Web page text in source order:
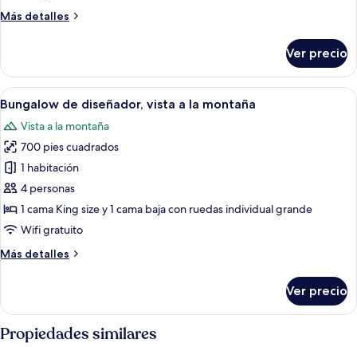
la
Más detalles
Más
panorámico,
vista
a
montaña
Ver precio
Abrir
todas
las
fotos
de
Bungalow
de
diseñador,
a
Un dormitorio con una cama
11
Bungalow de diseñador, vista a la montaña
Vista a la montaña
700 pies cuadrados
1 habitación
4 personas
1 cama King size y 1 cama baja con ruedas individual grande
Wifi gratuito
Más detalles
Más
de
diseñador,
vista
Ver precio
Propiedades similares